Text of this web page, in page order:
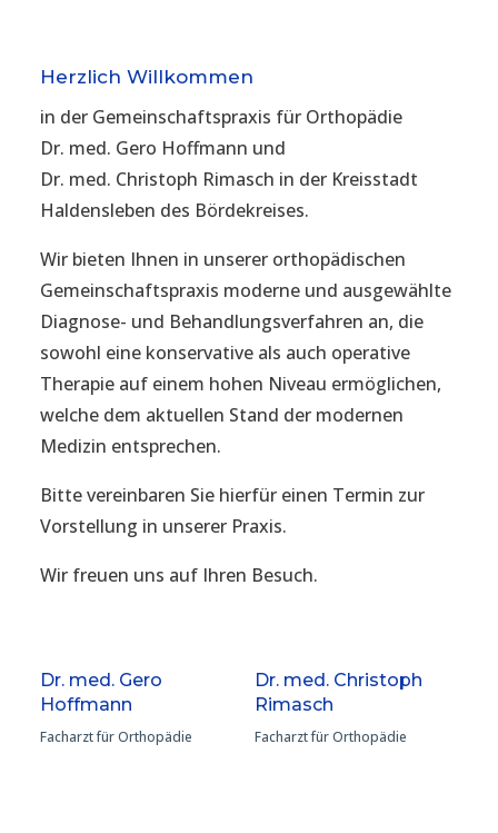
Herzlich Willkommen
in der Gemeinschaftspraxis für Orthopädie
Dr. med. Gero Hoffmann und
Dr. med. Christoph Rimasch in der Kreisstadt
Haldensleben des Bördekreises.
Wir bieten Ihnen in unserer orthopädischen
Gemeinschaftspraxis moderne und ausgewählte
Diagnose- und Behandlungsverfahren an, die
sowohl eine konservative als auch operative
Therapie auf einem hohen Niveau ermöglichen,
welche dem aktuellen Stand der modernen
Medizin entsprechen.
Bitte vereinbaren Sie hierfür einen Termin zur
Vorstellung in unserer Praxis.
Wir freuen uns auf Ihren Besuch.
Dr. med. Gero
Hoffmann
Facharzt für Orthopädie
Dr. med. Christoph
Rimasch
Facharzt für Orthopädie